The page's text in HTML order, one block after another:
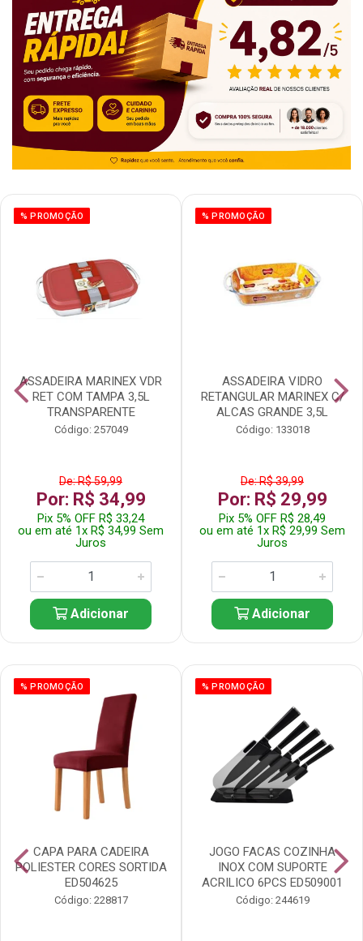
% PROMOÇÃO
ASSADEIRA MARINEX VDR
RET COM TAMPA 3,5L
TRANSPARENTE
Código: 257049
De: R$ 59,99
Por: R$ 34,99
Pix 5% OFF R$ 33,24
ou em até 1x R$ 34,99 Sem
Juros
Adicionar
% PROMOÇÃO
ASSADEIRA VIDRO
RETANGULAR MARINEX C/
ALCAS GRANDE 3,5L
Código: 133018
De: R$ 39,99
Por: R$ 29,99
Pix 5% OFF R$ 28,49
ou em até 1x R$ 29,99 Sem
Juros
Adicionar
% PROMOÇÃO
CAPA PARA CADEIRA
POLIESTER CORES SORTIDA
ED504625
Código: 228817
% PROMOÇÃO
JOGO FACAS COZINHA
INOX COM SUPORTE
ACRILICO 6PCS ED509001
Código: 244619